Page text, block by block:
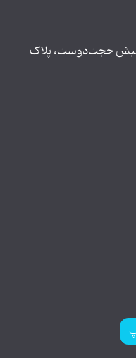
نبش حجت‌دوست، پلاک